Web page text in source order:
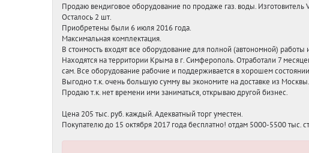
Продаю вендиговое оборудование по продаже газ. воды.
Осталось 2 шт.
Приобретены были 6 июля 2016 года.
Максимальная комплектация.
В стоимость входят все оборудование для полной (автономной) работы
Находятся на территории Крыма в г. Симферополь. Отработали 7
сам. Все оборудование рабочие и поддерживается в хорошем
Выгодно т.к. очень большую сумму вы экономите на доставке из Москвы.
Продаю т.к. нет времени ими заниматься, открываю другой бизнес.
Цена 205 тыс. руб. каждый. Адекватный торг уместен.
Покупателю до 15 октября 2017 года бесплатно! отдам 5000-5500 тыс.